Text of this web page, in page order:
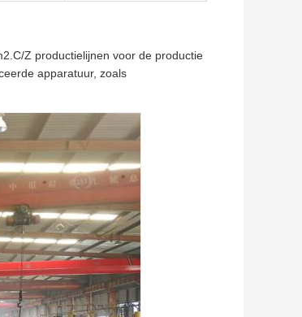
Z productielijnen voor de productie
apparatuur, zoals